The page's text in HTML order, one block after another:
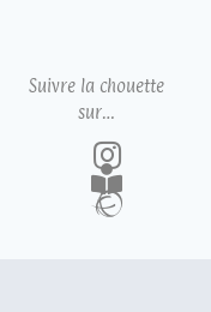
Suivre la chouette
sur…